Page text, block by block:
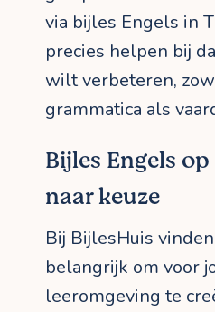
via bijles Engels in
precies helpen bij
wilt verbeteren,
grammatica als
Bijles Engels
naar keuze
Bij BijlesHuis
belangrijk om voor
leeromgeving te